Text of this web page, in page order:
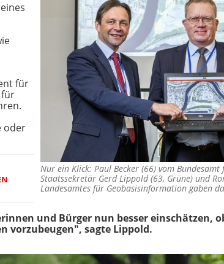
Nur ein Klick: Paul Becker (66) vom
Staatssekretär Gerd Lippold (63, Grüne) und
Landesamtes für Geobasisinformation gaben
für
für
oder
und Bürger nun besser einschätzen,
vorzubeugen", sagte Lippold.